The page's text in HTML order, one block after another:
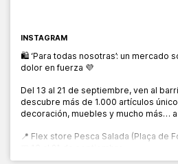
INSTAGRAM
🛍️ ‘Para todas nosotras’: un mercado
dolor en fuerza 💜
Del 13 al 21 de septiembre, ven al
descubre más de 1.000 artículos
decoración, muebles y mucho más…
📍 Flex store Pesca Salada (Plaça de
🕙 10:00 a 20:00 h